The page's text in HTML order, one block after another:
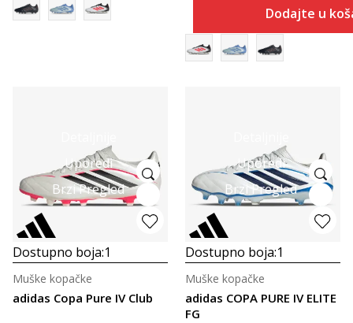
Dodajte u
Uporedi
Brzi Pregled
Dostupno boja:1
adidas Copa Pure IV Club
Muške kopačke
Uporedi
Brzi Pregled
Dostupno boja:1
adidas COPA PURE IV ELITE
FG
Muške kopačke